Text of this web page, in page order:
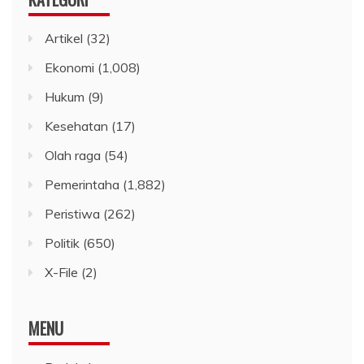
Artikel (32)
Ekonomi (1,008)
Hukum (9)
Kesehatan (17)
Olah raga (54)
Pemerintaha (1,882)
Peristiwa (262)
Politik (650)
X-File (2)
MENU